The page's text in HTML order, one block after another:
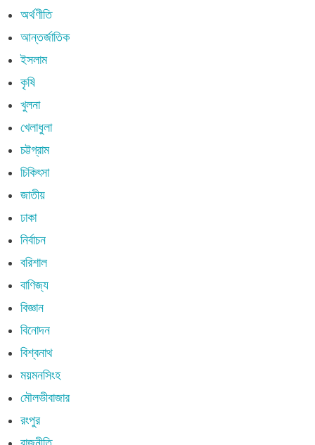
অর্থণীতি
আন্তর্জাতিক
ইসলাম
কৃষি
খুলনা
খেলাধুলা
চট্টগ্রাম
চিকিৎসা
জাতীয়
ঢাকা
নির্বাচন
বরিশাল
বাণিজ্য
বিজ্ঞান
বিনোদন
বিশ্বনাথ
ময়মনসিংহ
মৌলভীবাজার
রংপুর